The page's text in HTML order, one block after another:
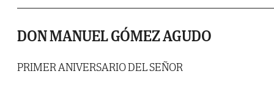
DON MANUEL GÓMEZ AGUDO
PRIMER ANIVERSARIO DEL SEÑOR